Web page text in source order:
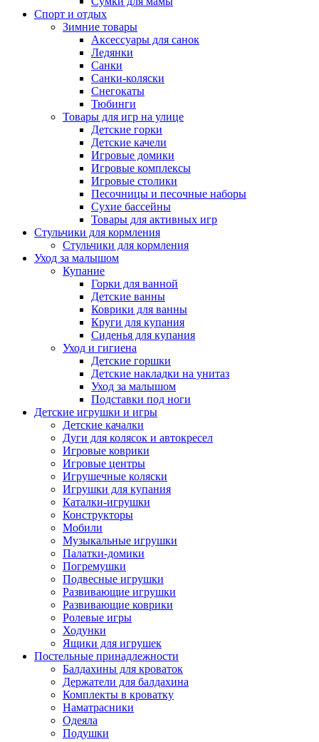
Спорт и отдых
Зимние товары
Аксессуары для санок
Ледянки
Санки
Санки-коляски
Снегокаты
Тюбинги
Товары для игр на улице
Детские горки
Детские качели
Игровые домики
Игровые комплексы
Игровые столики
Песочницы и песочные наборы
Сухие бассейны
Товары для активных игр
Стульчики для кормления
Стульчики для кормления
Уход за малышом
Купание
Горки для ванной
Детские ванны
Коврики для ванны
Круги для купания
Сиденья для купания
Уход и гигиена
Детские горшки
Детские накладки на унитаз
Уход за малышом
Подставки под ноги
Детские игрушки и игры
Детские качалки
Дуги для колясок и автокресел
Игровые коврики
Игровые центры
Игрушечные коляски
Игрушки для купания
Каталки-игрушки
Конструкторы
Мобили
Музыкальные игрушки
Палатки-домики
Погремушки
Подвесные игрушки
Развивающие игрушки
Развивающие коврики
Ролевые игры
Ходунки
Ящики для игрушек
Постельные принадлежности
Балдахины для кроваток
Держатели для балдахина
Комплекты в кроватку
Наматрасники
Одеяла
Подушки